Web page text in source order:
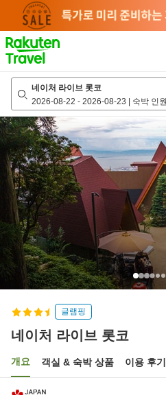
page
네이처 라이브 롯코
2026-08-22 - 2026-08-23 | 숙박 인
글램핑
네이처 라이브 롯코
개요 객실 & 숙박 상품 이용 후기